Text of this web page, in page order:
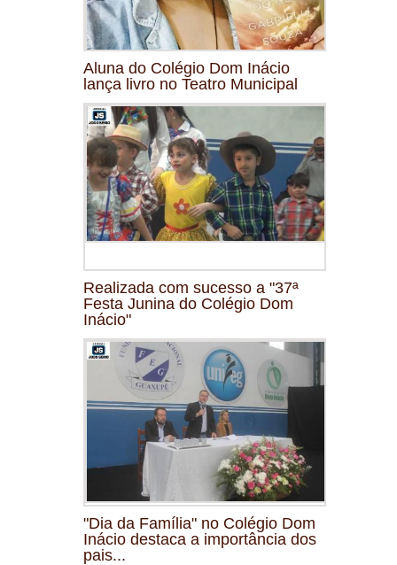
Aluna do Colégio Dom Inácio
lança livro no Teatro Municipal
Realizada com sucesso a "37ª
Festa Junina do Colégio Dom
Inácio"
"Dia da Família" no Colégio Dom
Inácio destaca a importância dos
pais...